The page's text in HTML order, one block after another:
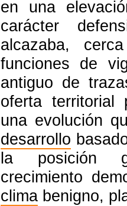
en una
carácter
alcazaba,
funciones de
antiguo de
oferta
una evolución
desarrollo
la posición
crecimiento
clima benigno,